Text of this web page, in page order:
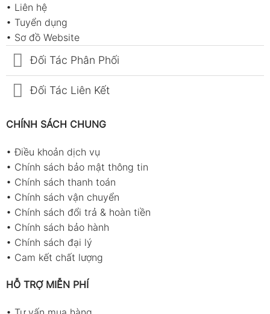
• Liên hệ
• Tuyển dụng
• Sơ đồ Website
Đối Tác Phân Phối
Đối Tác Liên Kết
CHÍNH SÁCH CHUNG
•Điều khoản dịch vụ
• Chính sách bảo mật thông tin
• Chính sách thanh toán
• Chính sách vận chuyển
• Chính sách đổi trả & hoàn tiền
• Chính sách bảo hành
• Chính sách đại lý
• Cam kết chất lượng
HỖ TRỢ MIỄN PHÍ